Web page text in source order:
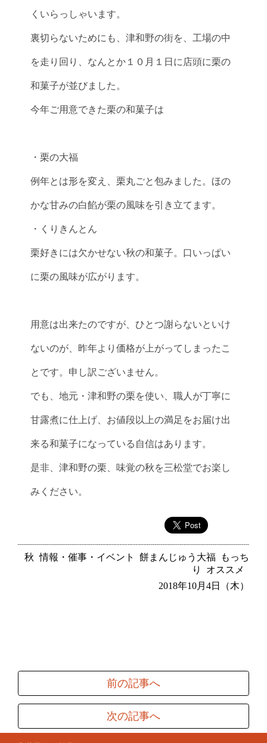
くいらっしゃいます。
裏切らないためにも、津和野の街を、工場の中
を走り回り、なんとか１０月１日に店頭に栗の
和菓子が並びました。
今年ご用意できた栗の和菓子は
・栗の大福
例年とは形を変え、栗丸ごと包みました。ほの
かな甘みの白餡が栗の風味を引き立てます。
・くりきんとん
栗好きには欠かせない秋の和菓子。口いっぱい
に栗の風味が広がります。
用意は出来たのですが、ひとつ謝らないといけ
ないのが、昨年より価格が上がってしまったこ
とです。申し訳ございません。
でも、地元・津和野の栗を使い、職人が丁寧に
甘露煮に仕上げ、お値段以上の満足をお届け出
来る和菓子になっている自信はあります。
是非、津和野の栗、味覚の秋を三松堂でお楽し
みください。
秋 情報・催事・イベント 餅まんじゅう大福
もっち
り
オススメ
2018年10月4日（木）
前の記事へ
次の記事へ